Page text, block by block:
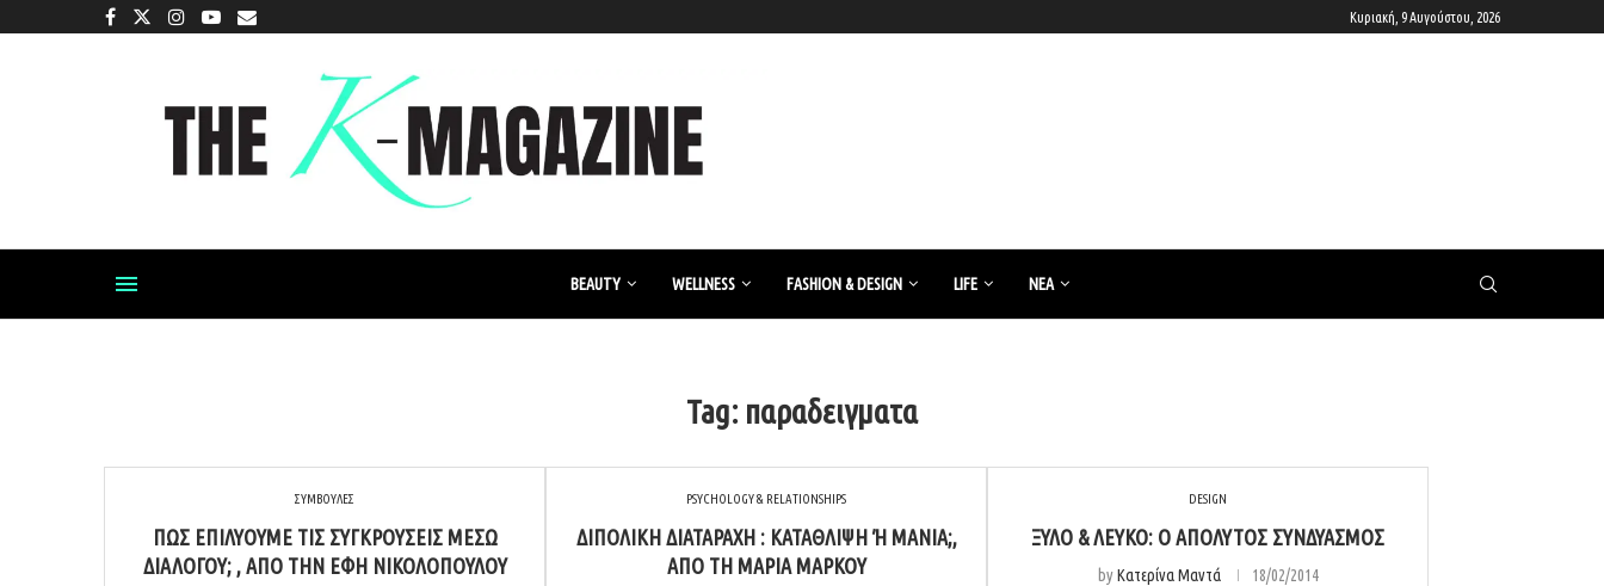
Κυριακή, 9 Αυγούστου, 2026
BEAUTY WELLNESS FASHION & DESIGN LIFE ΝΈΑ
Tag: παραδειγματα
ΣΥΜΒΟΥΛΕΣ
ΠΏΣ ΕΠΙΛΎΟΥΜΕ ΤΙΣ ΣΥΓΚΡΟΎΣΕΙΣ ΜΈΣΩ
ΔΙΑΛΌΓΟΥ; , ΑΠΌ ΤΗΝ ΈΦΗ ΝΙΚΟΛΟΠΟΎΛΟΥ
PSYCHOLOGY & RELATIONSHIPS
ΔΙΠΟΛΙΚΉ ΔΙΑΤΑΡΑΧΉ : ΚΑΤΆΘΛΙΨΗ Ή ΜΑΝΊΑ;, Α
ΠΌ ΤΗ ΜΑΡΊΑ ΜΆΡΚΟΥ
DESIGN
ΞΎΛΟ & ΛΕΥΚΌ: Ο ΑΠΌΛΥΤΟΣ ΣΥΝΔΥΑΣΜΌΣ
byΚατερίνα Μαντά 18/02/2014